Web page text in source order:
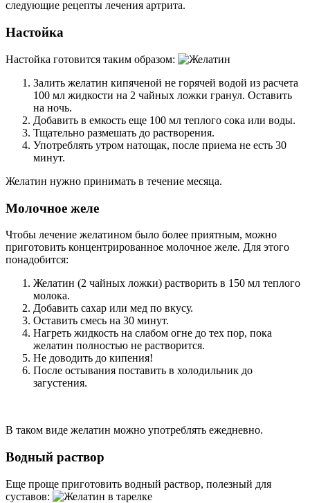
следующие рецепты лечения артрита.
Настойка
Настойка готовится таким образом:
Залить желатин кипяченой не горячей водой из расчета
100 мл жидкости на 2 чайных ложки гранул. Оставить
на ночь.
Добавить в емкость еще 100 мл теплого сока или воды.
Тщательно размешать до растворения.
Употреблять утром натощак, после приема не есть 30
минут.
Желатин нужно принимать в течение месяца.
Молочное желе
Чтобы лечение желатином было более приятным, можно
приготовить концентрированное молочное желе. Для этого
понадобится:
Желатин (2 чайных ложки) растворить в 150 мл теплого
молока.
Добавить сахар или мед по вкусу.
Оставить смесь на 30 минут.
Нагреть жидкость на слабом огне до тех пор, пока
желатин полностью не растворится.
Не доводить до кипения!
После остывания поставить в холодильник до
загустения.
В таком виде желатин можно употреблять ежедневно.
Водный раствор
Еще проще приготовить водный раствор, полезный для
суставов: